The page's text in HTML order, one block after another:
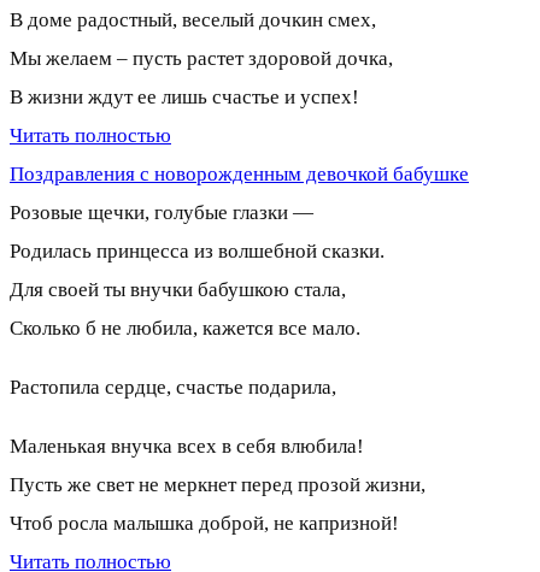
В доме радостный, веселый дочкин смех,
Мы желаем – пусть растет здоровой дочка,
В жизни ждут ее лишь счастье и успех!
Читать полностью
Поздравления с новорожденным девочкой бабушке
Розовые щечки, голубые глазки —
Родилась принцесса из волшебной сказки.
Для своей ты внучки бабушкою стала,
Сколько б не любила, кажется все мало.
Растопила сердце, счастье подарила,
Маленькая внучка всех в себя влюбила!
Пусть же свет не меркнет перед прозой жизни,
Чтоб росла малышка доброй, не капризной!
Читать полностью